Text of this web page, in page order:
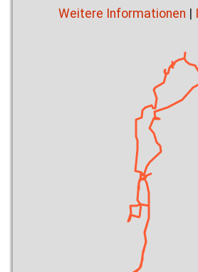
Weitere Informationen |